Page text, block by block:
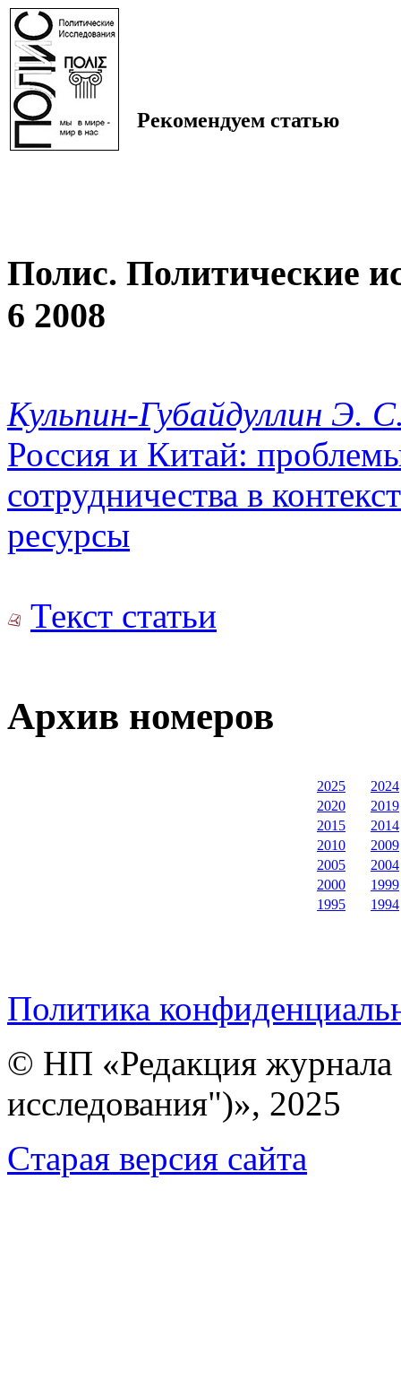
Рекомендуем статью
Полис. Политические
6 2008
Кульпин-Губайдуллин Э.
Россия и Китай:
сотрудничества в
ресурсы
Текст статьи
Архив номеров
2025
2024
2020
2019
2015
2014
2010
2009
2005
2004
2000
1999
1995
1994
Политика
© НП «Редакция
исследования")», 2025
Cтарая версия сайта